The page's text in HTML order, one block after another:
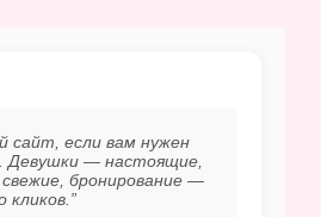
сайт, если вам нужен
Девушки — настоящие,
бронирование —
кликов.”